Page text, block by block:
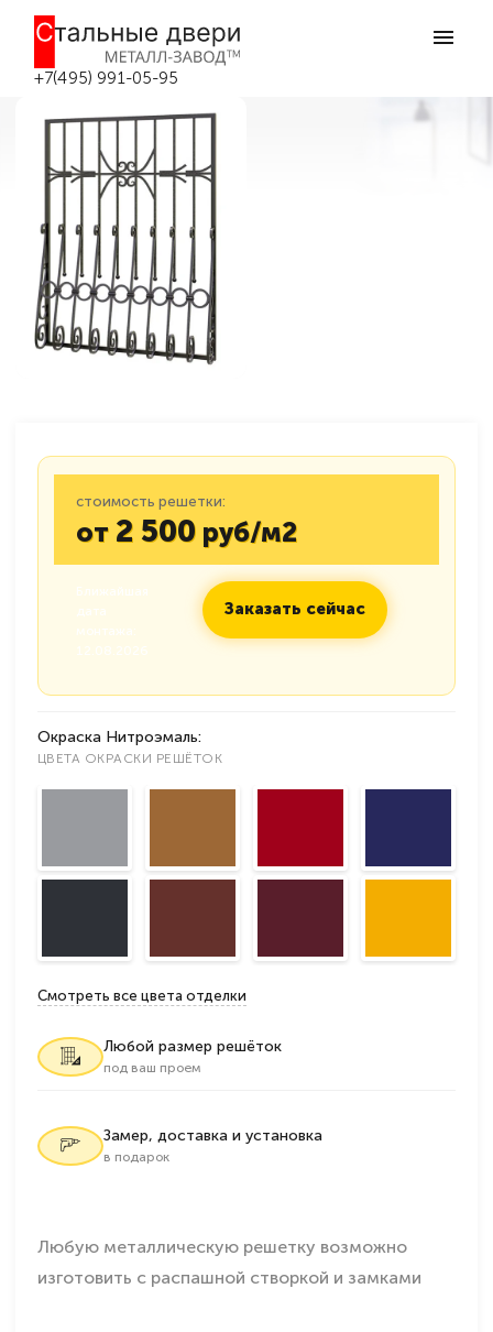
+7(495) 991-05-95
Кованая решетка №23 в Москве
Главная
Кованая решетка №23
стоимость решетки:
от 2 500 руб/м2
Заказать сейчас
Окраска Нитроэмаль:
ЦВЕТА ОКРАСКИ РЕШЁТОК
Смотреть все цвета отделки
Любой размер решёток
под ваш проем
Замер, доставка и установка
в подарок
Любую металлическую решетку возможно
изготовить с распашной створкой и замками